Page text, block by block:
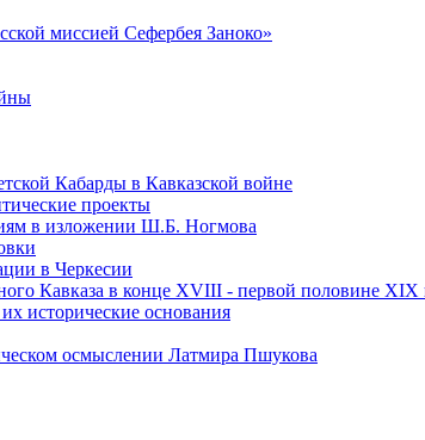
миссией Сефербея Заноко»
Кабарды в Кавказской войне
проекты
в изложении Ш.Б. Ногмова
в Черкесии
Кавказа в конце XVIII - первой половине
исторические основания
осмыслении Латмира Пшукова